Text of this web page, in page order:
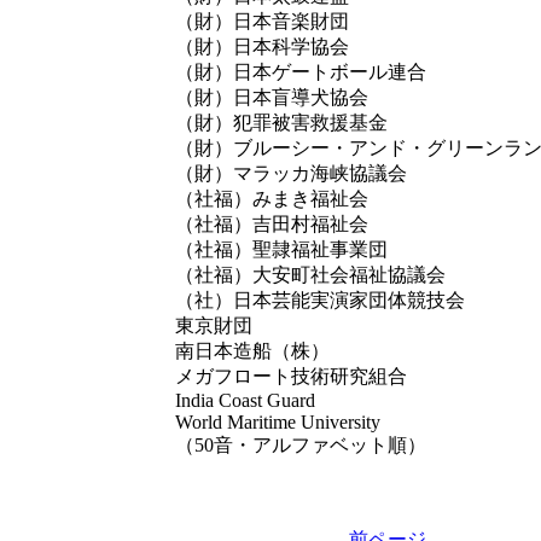
（財）日本音楽財団
（財）日本科学協会
（財）日本ゲートボール連合
（財）日本盲導犬協会
（財）犯罪被害救援基金
（財）ブルーシー・アンド・グリーンラ
（財）マラッカ海峡協議会
（社福）みまき福祉会
（社福）吉田村福祉会
（社福）聖隷福祉事業団
（社福）大安町社会福祉協議会
（社）日本芸能実演家団体競技会
東京財団
南日本造船（株）
メガフロート技術研究組合
India Coast Guard
World Maritime University
（50音・アルファベット順）